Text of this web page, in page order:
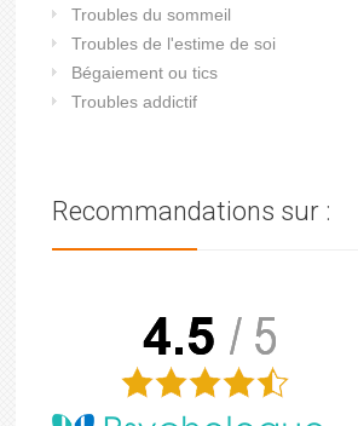
Troubles du sommeil
Troubles de l'estime de soi
Bégaiement ou tics
Troubles addictif
Recommandations sur :